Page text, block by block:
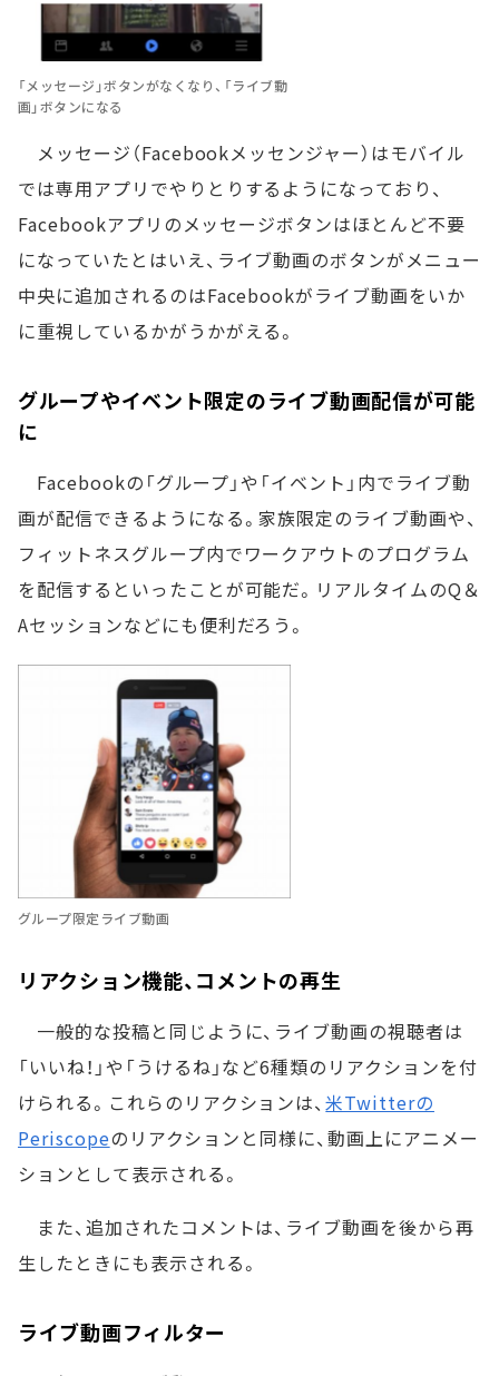
「メッセージ」ボタンがなくなり、「ライブ動
画」ボタンになる
メッセージ（Facebookメッセンジャー）はモバイル
では専用アプリでやりとりするようになっており、
Facebookアプリのメッセージボタンはほとんど不要
になっていたとはいえ、ライブ動画のボタンがメニュー
中央に追加されるのはFacebookがライブ動画をいか
に重視しているかがうかがえる。
グループやイベント限定のライブ動画配信が可能
に
Facebookの「グループ」や「イベント」内でライブ動
画が配信できるようになる。家族限定のライブ動画や、
フィットネスグループ内でワークアウトのプログラム
を配信するといったことが可能だ。リアルタイムのQ＆
Aセッションなどにも便利だろう。
グループ限定ライブ動画
リアクション機能、コメントの再生
一般的な投稿と同じように、ライブ動画の視聴者は
「いいね！」や「うけるね」など6種類のリアクションを付
けられる。これらのリアクションは、米Twitterの
Periscopeのリアクションと同様に、動画上にアニメー
ションとして表示される。
また、追加されたコメントは、ライブ動画を後から再
生したときにも表示される。
ライブ動画フィルター